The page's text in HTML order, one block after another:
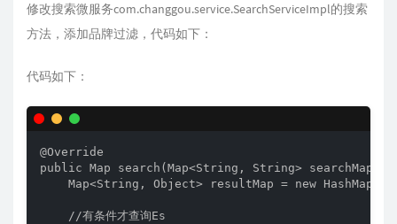
修改搜索微服务com.changgou.service.SearchServiceImpl的搜索
方法，添加品牌过滤，代码如下：
代码如下：
@Override
public Map search(Map<String, String> searchMap)
Map<String, Object> resultMap = new
    //有条件才查询Es